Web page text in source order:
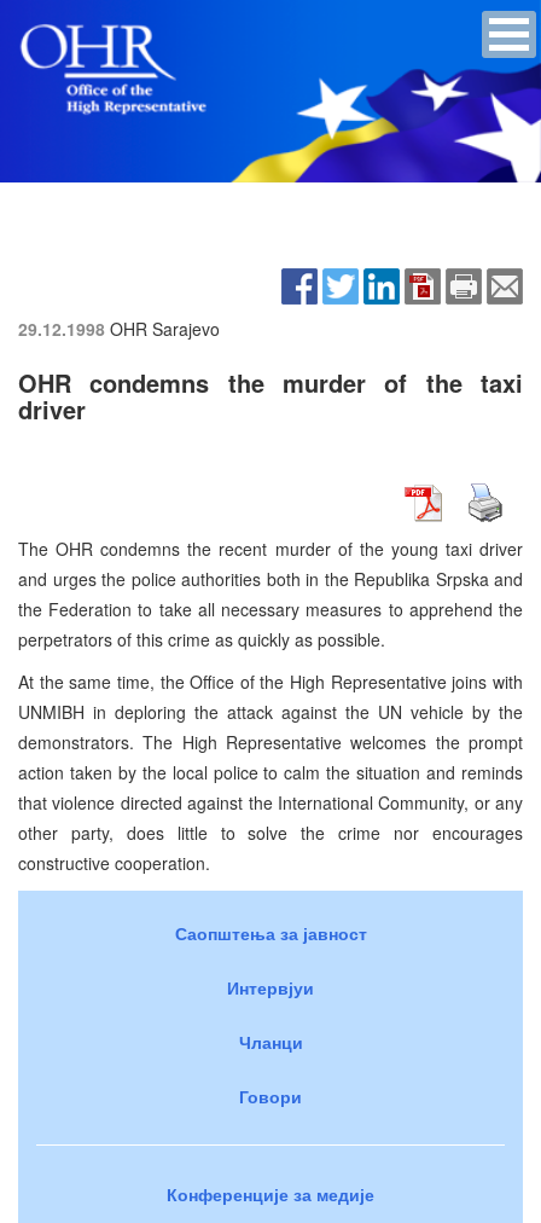
29.12.1998 OHR Sarajevo
OHR condemns the murder of the taxi
driver
The OHR condemns the recent murder of the young taxi driver
and urges the police authorities both in the Republika Srpska and
the Federation to take all necessary measures to apprehend the
perpetrators of this crime as quickly as possible.
At the same time, the Office of the High Representative joins with
UNMIBH in deploring the attack against the UN vehicle by the
demonstrators. The High Representative welcomes the prompt
action taken by the local police to calm the situation and reminds
that violence directed against the International Community, or any
other party, does little to solve the crime nor encourages
constructive cooperation.
Саопштења за јавност
Интервјуи
Чланци
Говори
Конференције за медије